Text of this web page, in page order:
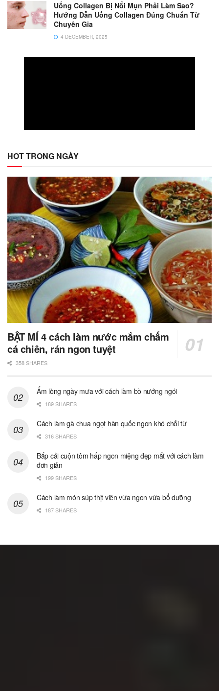
Uống Collagen Bị Nổi Mụn Phải Làm Sao?
Hướng Dẫn Uống Collagen Đúng Chuẩn Từ
Chuyên Gia
4 DECEMBER, 2025
HOT TRONG NGÀY
BẬT MÍ 4 cách làm nước mắm chấm
cá chiên, rán ngon tuyệt
358 SHARES
Ấm lòng ngày mưa với cách làm bò nướng ngói
189 SHARES
Cách làm gà chua ngọt hàn quốc ngon khó chối từ
316 SHARES
Bắp cải cuộn tôm hấp ngon miệng đẹp mắt với cách làm
đơn giản
199 SHARES
Cách làm món súp thịt viên vừa ngon vừa bổ dưỡng
187 SHARES